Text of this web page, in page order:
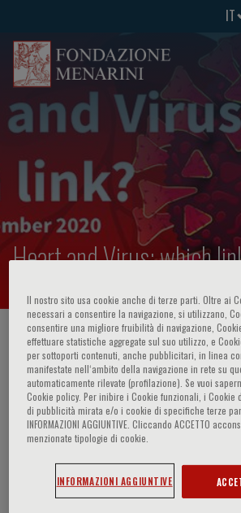
IT
Heart and Virus: which
HOME PAGE / CORSI ED EVENTI /
Informazioni sull'evento
Targets:
To focus on some what really
represented for cardiological world
To highlight the most important
Il nostro sito usa cookie anche di terze parti. Oltre ai
necessari a consentire la navigazione, si utilizzano,
consentire una migliore fruibilità di navigazione,
effettuare statistiche aggregate sul suo utilizzo, e
per sottoporti contenuti, anche pubblicitari, in linea
manifestate nell‘ambito della navigazione in rete su
automaticamente rilevate (profilazione). Se vuoi
Cookie policy. Per inibire i Cookie funzionali, i Cookie
di pubblicità mirata e/o i cookie di specifiche terze
INFORMAZIONI AGGIUNTIVE. Cliccando ACCETTO
menzionate tipologie di cookie.
INFORMAZIONI AGGIUNTIVE